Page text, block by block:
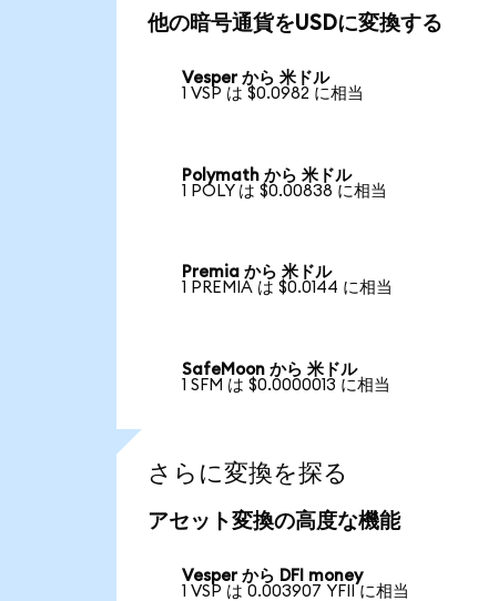
他の暗号通貨をUSDに変換する
Vesper から 米ドル
1 VSP は $0.0982 に相当
Polymath から 米ドル
1 POLY は $0.00838 に相当
Premia から 米ドル
1 PREMIA は $0.0144 に相当
SafeMoon から 米ドル
1 SFM は $0.0000013 に相当
さらに変換を探る
アセット変換の高度な機能
Vesper から DFI money
1 VSP は 0.003907 YFII に相当